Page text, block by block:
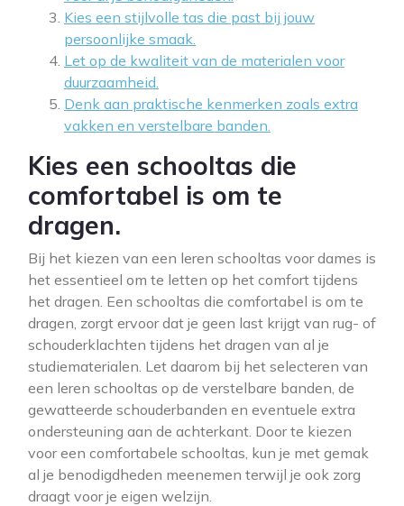
Kies een stijlvolle tas die past bij jouw
persoonlijke smaak.
Let op de kwaliteit van de materialen voor
duurzaamheid.
Denk aan praktische kenmerken zoals extra
vakken en verstelbare banden.
Kies een schooltas die
comfortabel is om te
dragen.
Bij het kiezen van een leren schooltas voor dames is
het essentieel om te letten op het comfort tijdens
het dragen. Een schooltas die comfortabel is om te
dragen, zorgt ervoor dat je geen last krijgt van rug- of
schouderklachten tijdens het dragen van al je
studiematerialen. Let daarom bij het selecteren van
een leren schooltas op de verstelbare banden, de
gewatteerde schouderbanden en eventuele extra
ondersteuning aan de achterkant. Door te kiezen
voor een comfortabele schooltas, kun je met gemak
al je benodigdheden meenemen terwijl je ook zorg
draagt voor je eigen welzijn.